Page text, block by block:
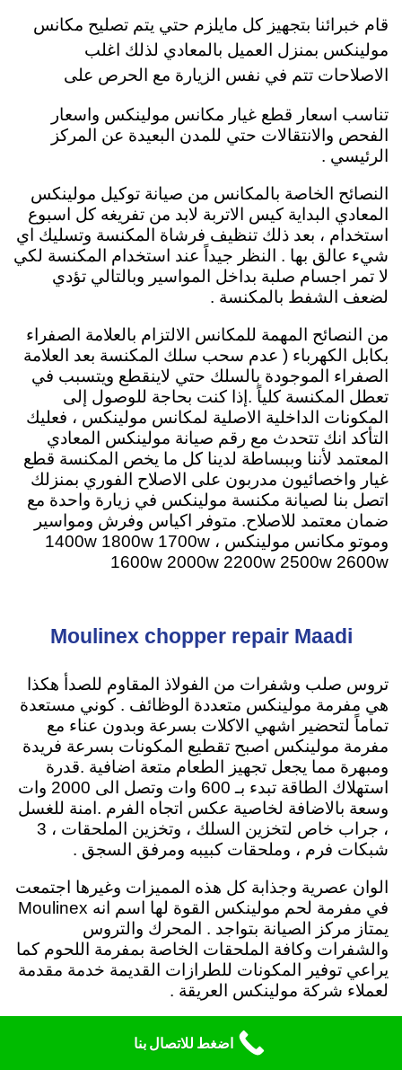
قام خبرائنا بتجهيز كل مايلزم حتي يتم تصليح مكانس
مولينكس بمنزل العميل بالمعادي لذلك اغلب
الاصلاحات تتم في نفس الزيارة مع الحرص على
تناسب اسعار قطع غيار مكانس مولينكس واسعار
الفحص والانتقالات حتي للمدن البعيدة عن المركز
الرئيسي .
النصائح الخاصة بالمكانس من صيانة توكيل مولينكس
المعادي البداية كيس الاتربة لابد من تفريغه كل اسبوع
استخدام ، بعد ذلك تنظيف فرشاة المكنسة وتسليك اي
شيء عالق بها . النظر جيداً عند استخدام المكنسة لكي
لا تمر اجسام صلبة بداخل المواسير وبالتالي تؤدي
لضعف الشفط بالمكنسة .
من النصائح المهمة للمكانس الالتزام بالعلامة الصفراء
بكابل الكهرباء ( عدم سحب سلك المكنسة بعد العلامة
الصفراء الموجودة بالسلك حتي لاينقطع ويتسبب في
تعطل المكنسة كلياً .إذا كنت بحاجة للوصول إلى
المكونات الداخلية الاصلية لمكانس مولينكس ، فعليك
التأكد انك تتحدث مع رقم صيانة مولينكس المعادي
المعتمد لأننا وببساطة لدينا كل ما يخص المكنسة قطع
غيار واخصائيون مدربون على الاصلاح الفوري بمنزلك
اتصل بنا لصيانة مكنسة مولينكس في زيارة واحدة مع
ضمان معتمد للاصلاح. متوفر اكياس وفرش ومواسير
وموتو مكانس مولينكس ، 1400w 1800w 1700w
1600w 2000w 2200w 2500w 2600w
Moulinex chopper repair Maadi
تروس صلب وشفرات من الفولاذ المقاوم للصدأ هكذا
هي مفرمة مولينكس متعددة الوظائف . كوني مستعدة
تماماً لتحضير اشهي الاكلات بسرعة وبدون عناء مع
مفرمة مولينكس اصبح تقطيع المكونات بسرعة فريدة
ومبهرة مما يجعل تجهيز الطعام متعة اضافية .قدرة
استهلاك الطاقة تبدء بـ 600 وات وتصل الى 2000 وات
وسعة بالاضافة لخاصية عكس اتجاه الفرم .امنة للغسل
، جراب خاص لتخزين السلك ، وتخزين الملحقات ، 3
شبكات فرم ، وملحقات كبيبه ومرفق السجق .
الوان عصرية وجذابة كل هذه المميزات وغيرها اجتمعت
في مفرمة لحم مولينكس القوة لها اسم انه Moulinex
يمتاز مركز الصيانة بتواجد . المحرك والتروس
والشفرات وكافة الملحقات الخاصة بمفرمة اللحوم كما
يراعي توفير المكونات للطرازات القديمة خدمة مقدمة
لعملاء شركة مولينكس العريقة .
اخصائي ما بين 5 الى 15 عامًا . خبرة في اصلاح مفرمة
اضغط للاتصال بنا